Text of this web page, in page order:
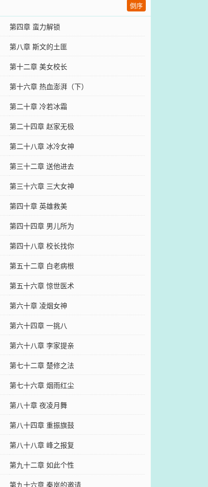
倒序
第四章 蛮力解锁
第八章 斯文的土匪
第十二章 美女校长
第十六章 热血澎湃（下）
第二十章 冷若冰霜
第二十四章 赵家无极
第二十八章 冰冷女神
第三十二章 送他进去
第三十六章 三大女神
第四十章 英雄救美
第四十四章 男儿所为
第四十八章 校长找你
第五十二章 白老病根
第五十六章 惊世医术
第六十章 凌烟女神
第六十四章 一挑八
第六十八章 李家提亲
第七十二章 楚修之法
第七十六章 烟雨红尘
第八十章 夜凌月舞
第八十四章 重振旗鼓
第八十八章 峰之报复
第九十二章 如此个性
第九十六章 秦岚的邀请